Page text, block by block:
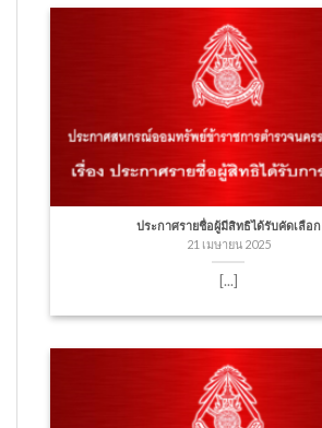
ประกาศรายชื่อผู้มีสิทธิได้รับคัดเลือก
21 เมษายน 2025
[...]